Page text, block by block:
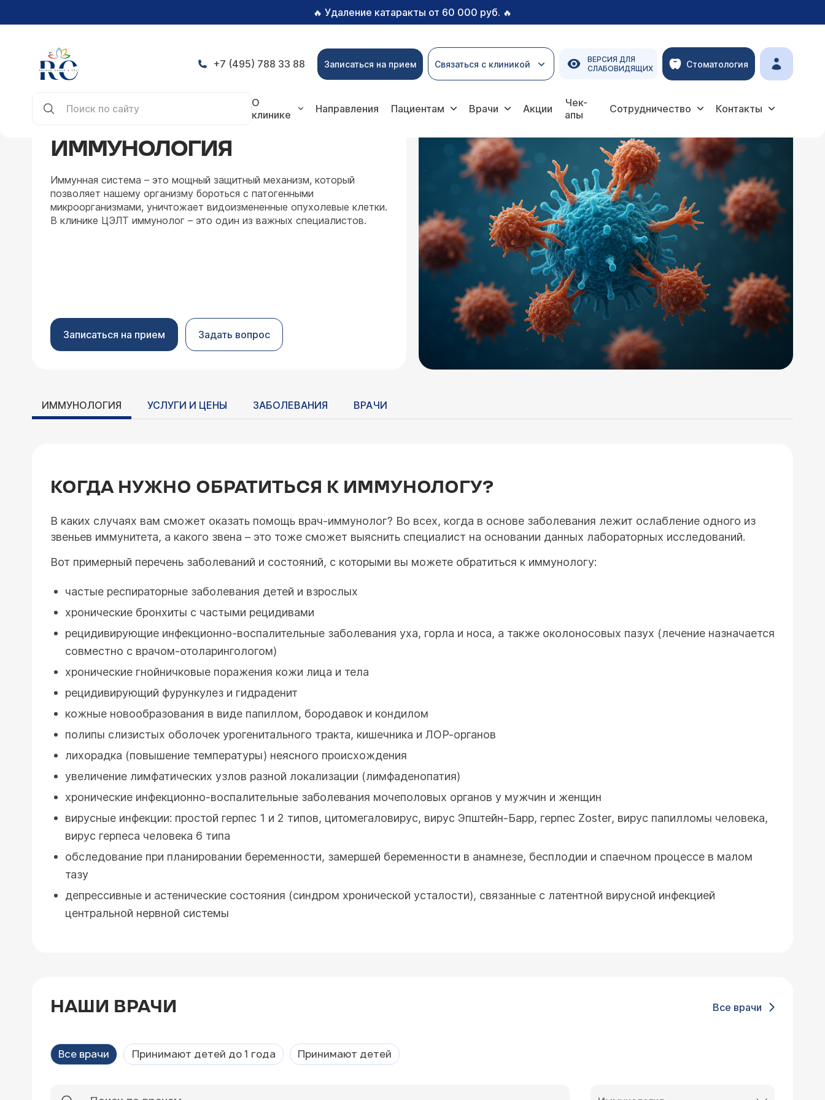
🔥 Удаление катаракты от 60 000 руб. 🔥
+7 (495) 788 33 88 Записаться на прием Связаться с клиникой
ВЕРСИЯ ДЛЯ
СЛАБОВИДЯЩИХ
Стоматология
О
клинике
Направления Пациентам Врачи Акции
Чек-
апы
Сотрудничество Контакты
ИММУНОЛОГИЯ
Иммунная система – это мощный защитный механизм, который
позволяет нашему организму бороться с патогенными
микроорганизмами, уничтожает видоизмененные опухолевые клетки.
В клинике ЦЭЛТ иммунолог – это один из важных специалистов.
Записаться на прием Задать вопрос
ИММУНОЛОГИЯ УСЛУГИ И ЦЕНЫ ЗАБОЛЕВАНИЯ ВРАЧИ
КОГДА НУЖНО ОБРАТИТЬСЯ К ИММУНОЛОГУ?
В каких случаях вам сможет оказать помощь врач-иммунолог? Во всех, когда в основе заболевания лежит ослабление одного из
звеньев иммунитета, а какого звена – это тоже сможет выяснить специалист на основании данных лабораторных исследований.
Вот примерный перечень заболеваний и состояний, с которыми вы можете обратиться к иммунологу:
частые респираторные заболевания детей и взрослых
хронические бронхиты с частыми рецидивами
рецидивирующие инфекционно-воспалительные заболевания уха, горла и носа, а также околоносовых пазух (лечение назначается
совместно с врачом-отоларингологом)
хронические гнойничковые поражения кожи лица и тела
рецидивирующий фурункулез и гидраденит
кожные новообразования в виде папиллом, бородавок и кондилом
полипы слизистых оболочек урогенитального тракта, кишечника и ЛОР-органов
лихорадка (повышение температуры) неясного происхождения
увеличение лимфатических узлов разной локализации (лимфаденопатия)
хронические инфекционно-воспалительные заболевания мочеполовых органов у мужчин и женщин
вирусные инфекции: простой герпес 1 и 2 типов, цитомегаловирус, вирус Эпштейн-Барр, герпес Zoster, вирус папилломы человека,
вирус герпеса человека 6 типа
обследование при планировании беременности, замершей беременности в анамнезе, бесплодии и спаечном процессе в малом
тазу
депрессивные и астенические состояния (синдром хронической усталости), связанные с латентной вирусной инфекцией
центральной нервной системы
НАШИ ВРАЧИ Все врачи
Все врачи Принимают детей до 1 года Принимают детей